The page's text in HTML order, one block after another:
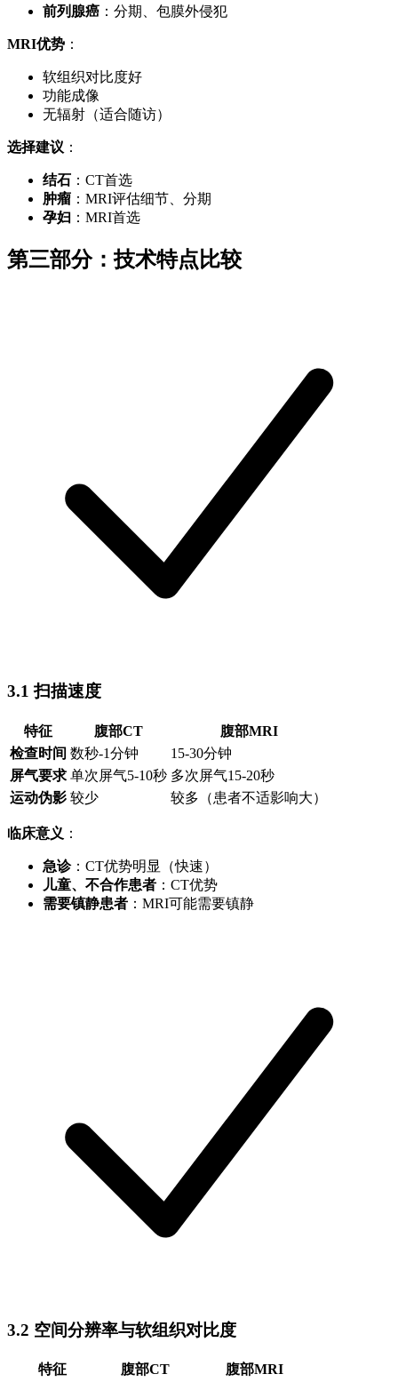
前列腺癌 ：分期、包膜外侵犯
MRI优势 ：
软组织对比度好
功能成像
无辐射（适合随访）
选择建议 ：
结石 ：CT首选
肿瘤 ：MRI评估细节、分期
孕妇 ：MRI首选
第三部分：技术特点比较
3.1 扫描速度
特征 腹部CT
腹部MRI
检查时间 数秒-1分钟
15-30分钟
屏气要求 单次屏气5-10秒 多次屏气15-20秒
运动伪影 较少 较多（患者不适影响大）
临床意义 ：
急诊：CT优势明显（快速）
儿童、不合作患者 ：CT优势
需要镇静患者 ：MRI可能需要镇静
3.2 空间分辨率与软组织对比度
特征 腹部CT
腹部MRI